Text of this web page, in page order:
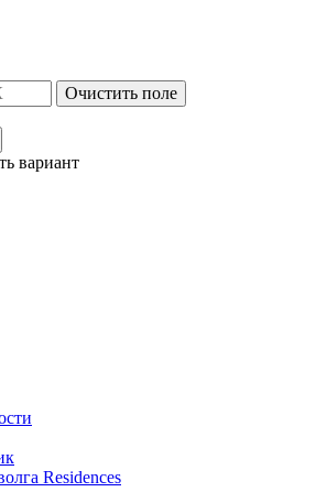
Очистить поле
вариант
Residences